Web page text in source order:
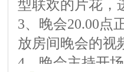
10悠闲:葫芦丝演
11演员:湘湘：
12演员:河山：《
13演员:雨儿：
型联欢的片花，
3、晚会20.00点
放房间晚会的视
4、晚会主持开